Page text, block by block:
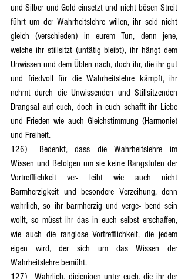
und Silber und Gold einsetzt und nicht bösen Streit
führt um der Wahrheitslehre willen, ihr seid nicht
gleich (verschieden) in eurem Tun, denn jene,
welche ihr stillsitzt (untätig bleibt), ihr hängt dem
Unwissen und dem Üblen nach, doch ihr, die ihr gut
und friedvoll für die Wahrheitslehre kämpft, ihr
nehmt durch die Unwissenden und Stillsitzenden
Drangsal auf euch, doch in euch schafft ihr Liebe
und Frieden wie auch Gleichstimmung (Harmonie)
und Freiheit.
126)	Bedenkt, dass die Wahrheitslehre im
Wissen und Befolgen um sie keine Rangstufen der
Vortrefflichkeit ver- leiht wie auch nicht
Barmherzigkeit und besondere Verzeihung, denn
wahrlich, so ihr barmherzig und verge- bend sein
wollt, so müsst ihr das in euch selbst erschaffen,
wie auch die ranglose Vortrefflichkeit, die jedem
eigen wird, der sich um das Wissen der
Wahrheitslehre bemüht.
127)	Wahrlich, diejenigen unter euch, die ihr der